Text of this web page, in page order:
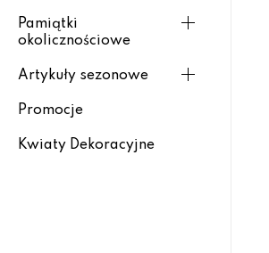
Pamiątki
okolicznościowe
Artykuły sezonowe
Promocje
Kwiaty Dekoracyjne